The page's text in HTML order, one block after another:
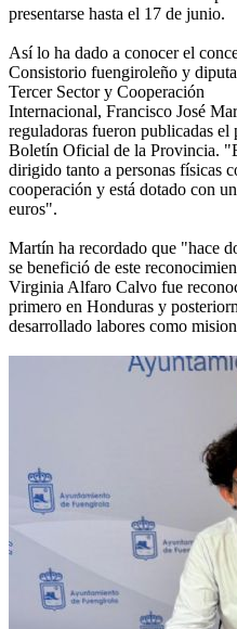
presentarse hasta el 17 de junio.
Así lo ha dado a conocer el
Consistorio fuengiroleño y
Tercer Sector y Cooperación
Internacional, Francisco José
reguladoras fueron publicadas el
Boletín Oficial de la Provincia.
dirigido tanto a personas físicas
cooperación y está dotado con
euros".
Martín ha recordado que "hace
se benefició de este
Virginia Alfaro Calvo fue
primero en Honduras y
desarrollado labores como